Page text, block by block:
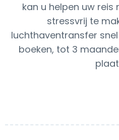
kan u helpen uw
stressvrij te
luchthaventransfer
boeken, tot 3